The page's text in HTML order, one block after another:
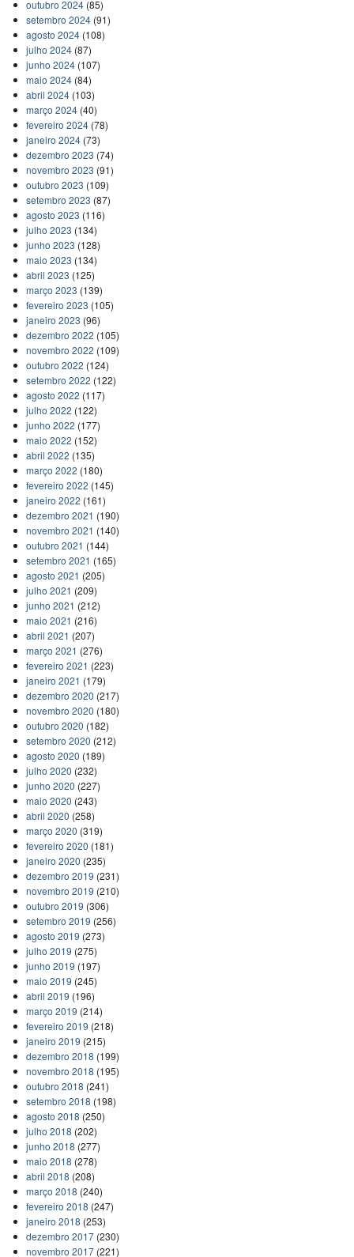
outubro 2024(85)
setembro 2024(91)
agosto 2024(108)
julho 2024(87)
junho 2024(107)
maio 2024(84)
abril 2024(103)
março 2024(40)
fevereiro 2024(78)
janeiro 2024(73)
dezembro 2023 (74)
novembro 2023 (91)
outubro 2023 (109)
setembro 2023 (87)
agosto 2023 (116)
julho 2023 (134)
junho 2023 (128)
maio 2023 (134)
abril 2023 (125)
março 2023 (139)
fevereiro 2023 (105)
janeiro 2023 (96)
dezembro 2022 (105)
novembro 2022 (109)
outubro 2022 (124)
setembro 2022 (122)
agosto 2022 (117)
julho 2022 (122)
junho 2022 (177)
maio 2022 (152)
abril 2022 (135)
março 2022 (180)
fevereiro 2022 (145)
janeiro 2022 (161)
dezembro 2021 (190)
novembro 2021 (140)
outubro 2021 (144)
setembro 2021 (165)
agosto 2021 (205)
julho 2021 (209)
junho 2021 (212)
maio 2021 (216)
abril 2021 (207)
março 2021 (276)
fevereiro 2021 (223)
janeiro 2021 (179)
dezembro 2020 (217)
novembro 2020 (180)
outubro 2020 (182)
setembro 2020 (212)
agosto 2020 (189)
julho 2020 (232)
junho 2020 (227)
maio 2020 (243)
abril 2020 (258)
março 2020 (319)
fevereiro 2020 (181)
janeiro 2020 (235)
dezembro 2019 (231)
novembro 2019 (210)
outubro 2019 (306)
setembro 2019 (256)
agosto 2019 (273)
julho 2019 (275)
junho 2019 (197)
maio 2019 (245)
abril 2019 (196)
março 2019 (214)
fevereiro 2019 (218)
janeiro 2019 (215)
dezembro 2018 (199)
novembro 2018 (195)
outubro 2018 (241)
setembro 2018 (198)
agosto 2018 (250)
julho 2018 (202)
junho 2018 (277)
maio 2018 (278)
abril 2018 (208)
março 2018 (240)
fevereiro 2018 (247)
janeiro 2018 (253)
dezembro 2017(230)
novembro 2017(221)